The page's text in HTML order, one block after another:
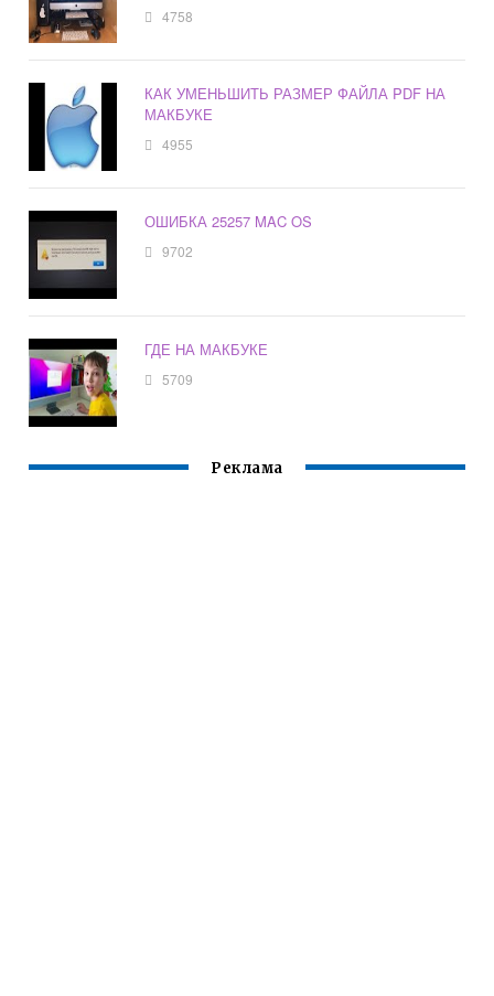
4758
КАК УМЕНЬШИТЬ РАЗМЕР ФАЙЛА PDF НА
МАКБУКЕ
4955
ОШИБКА 25257 MAC OS
9702
ГДЕ НА МАКБУКЕ
5709
Реклама